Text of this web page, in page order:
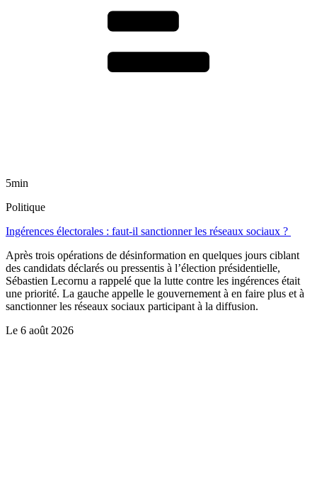
5min
Politique
Ingérences électorales : faut-il sanctionner les réseaux sociaux ?
Après trois opérations de désinformation en quelques jours ciblant
des candidats déclarés ou pressentis à l’élection présidentielle,
Sébastien Lecornu a rappelé que la lutte contre les ingérences était
une priorité. La gauche appelle le gouvernement à en faire plus et à
sanctionner les réseaux sociaux participant à la diffusion.
Le 6 août 2026